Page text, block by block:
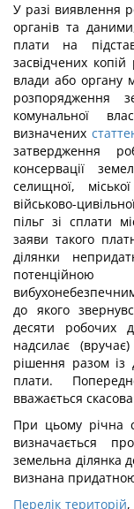
У разі виявлення
органів та
плати на
засвідчених
влади або органу
розпорядження
комунальної
визначених
затвердження
консервації
селищної,
військово-
пільг зі сплати
заяви такого
ділянки
до якого
десяти робочих
надсилає
рішення разом із
плати.
вважається
При цьому річна
визначається
земельна ділянка
визнана
Перелік територій,